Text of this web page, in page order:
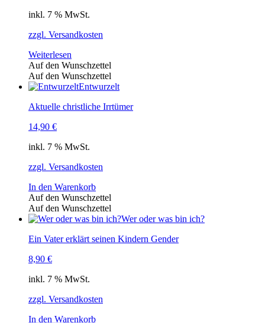
inkl. 7 % MwSt.
zzgl. Versandkosten
Weiterlesen
Auf den Wunschzettel
Auf den Wunschzettel
Entwurzelt
Aktuelle christliche Irrtümer
14,90 €
inkl. 7 % MwSt.
zzgl. Versandkosten
In den Warenkorb
Auf den Wunschzettel
Auf den Wunschzettel
Wer oder was bin ich?
Ein Vater erklärt seinen Kindern Gender
8,90 €
inkl. 7 % MwSt.
zzgl. Versandkosten
In den Warenkorb